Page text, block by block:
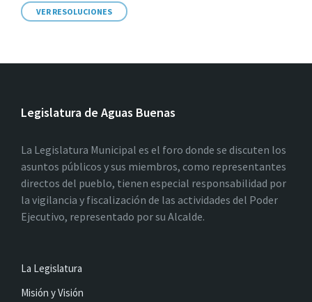
VER RESOLUCIONES
Legislatura de Aguas Buenas
La Legislatura Municipal es el foro donde se discuten los
asuntos públicos y sus miembros, como representantes
directos del pueblo, tienen especial responsabilidad por
la vigilancia y fiscalización de las actividades del Poder
Ejecutivo, representado por su Alcalde.
La Legislatura
Misión y Visión